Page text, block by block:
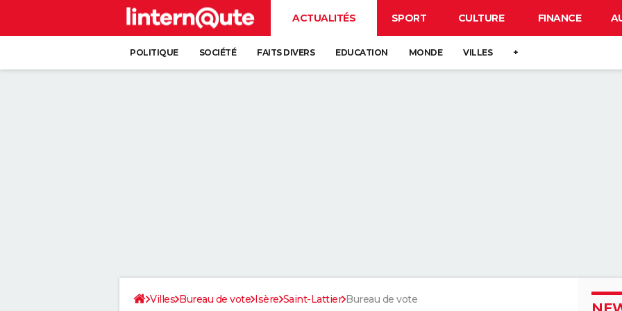
ACTUALITÉS SPORT CULTURE FINANCE
POLITIQUE SOCIÉTÉ FAITS DIVERS EDUCATION MONDE VILLES +
Villes Bureau de vote Isère Saint-Lattier Bureau de vote